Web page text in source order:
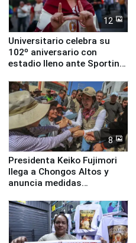
12
Universitario celebra su
102º aniversario con
estadio lleno ante Sporting
8
Presidenta Keiko Fujimori
llega a Chongos Altos y
anuncia medidas
educación, salud y empleo